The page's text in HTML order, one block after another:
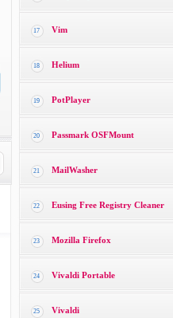
17 Vim
18 Helium
19 PotPlayer
20 Passmark OSFMount
21 MailWasher
22 Eusing Free Registry Cleaner
23 Mozilla Firefox
24 Vivaldi Portable
25 Vivaldi